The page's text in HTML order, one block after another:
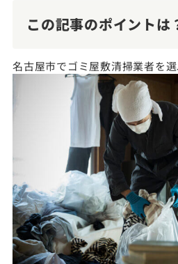
この記事のポイントは
名古屋市でゴミ屋敷清掃業者を